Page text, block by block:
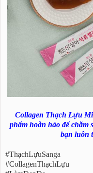
Collagen Thạch Lựu
phẩm hoàn hảo để chăm
bạn luôn
#ThạchLựuSanga
#CollagenThạchLựu